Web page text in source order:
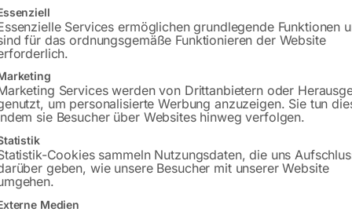
Bitte beachten Sie: Die Versandkosten
In den
Sie haben
Gerne
eine Liste der Service-Gruppen, für die eine Einwilligung erteilt
Services ermöglichen grundlegende Funktionen
für das ordnungsgemäße Funktionieren der Website
Services werden von Drittanbietern oder
um personalisierte Werbung anzuzeigen. Sie tun
sie Besucher über Websites hinweg verfolgen.
Cookies sammeln Nutzungsdaten, die uns
geben, wie unsere Besucher mit unserer Website
Medien